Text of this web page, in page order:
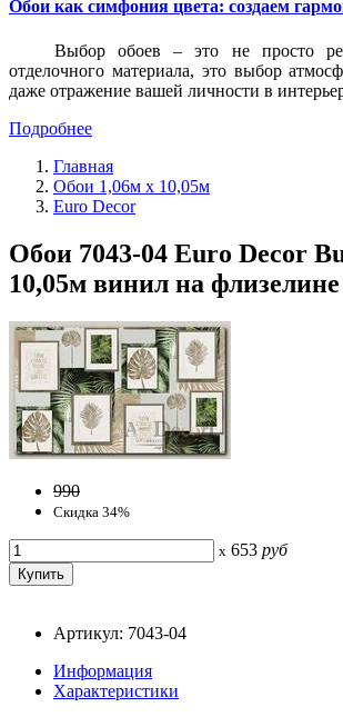
Обои как симфония цвета: создаем
Выбор обоев – это не просто
отделочного материала, это выбор
даже отражение вашей личности в
Подробнее
Главная
Обои 1,06м х 10,05м
Euro Decor
Обои 7043-04 Euro Decor
10,05м винил на флизелине
990
Скидка 34%
x 653 руб
Артикул: 7043-04
Информация
Характеристики